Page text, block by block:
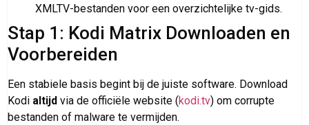
XMLTV-bestanden voor een overzichtelijke tv-gids.
Stap 1: Kodi Matrix Downloaden en
Voorbereiden
Een stabiele basis begint bij de juiste software. Download
Kodi altijd via de officiële website (kodi.tv) om corrupte
bestanden of malware te vermijden.